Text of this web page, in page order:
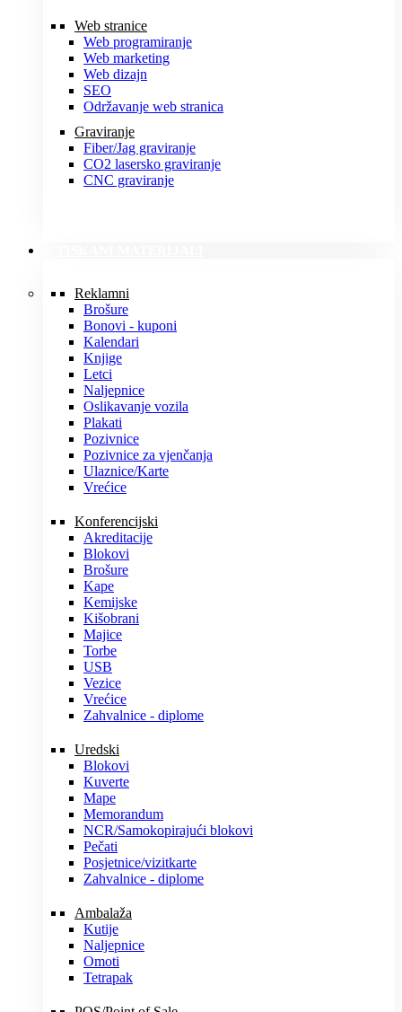
Web stranice
Web programiranje
Web marketing
Web dizajn
SEO
Održavanje web stranica
Graviranje
Fiber/Jag graviranje
CO2 lasersko graviranje
CNC graviranje
Reklamni
Brošure
Bonovi - kuponi
Kalendari
Knjige
Letci
Naljepnice
Oslikavanje vozila
Plakati
Pozivnice
Pozivnice za vjenčanja
Ulaznice/Karte
Vrećice
Konferencijski
Akreditacije
Blokovi
Brošure
Kape
Kemijske
Kišobrani
Majice
Torbe
USB
Vezice
Vrećice
Zahvalnice - diplome
Uredski
Blokovi
Kuverte
Mape
Memorandum
NCR/Samokopirajući blokovi
Pečati
Posjetnice/vizitkarte
Zahvalnice - diplome
Ambalaža
Kutije
Naljepnice
Omoti
Tetrapak